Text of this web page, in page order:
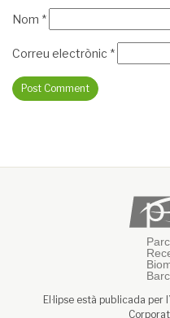
Nom *
Correu electrònic *
El·lipse està publicada per